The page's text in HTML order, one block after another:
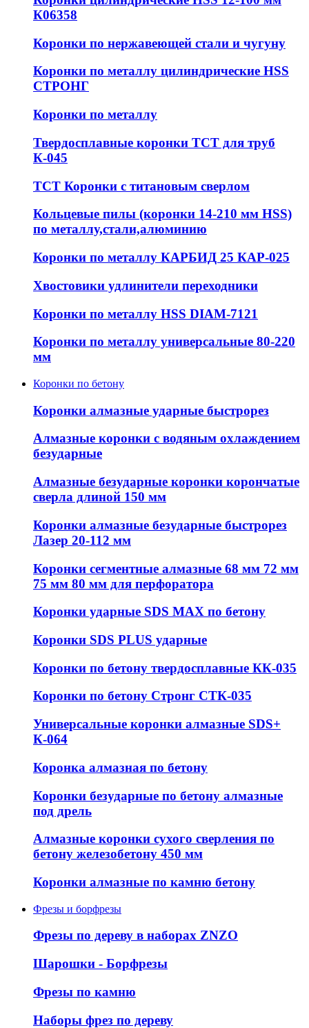
К06358
Коронки по нержавеющей стали и чугуну
Коронки по металлу цилиндрические HSS
СТРОНГ
Коронки по металлу
Твердосплавные коронки ТСТ для труб
К-045
ТСТ Коронки с титановым сверлом
Кольцевые пилы (коронки 14-210 мм HSS)
по металлу,стали,алюминию
Коронки по металлу КАРБИД 25 КАР-025
Хвостовики удлинители переходники
Коронки по металлу HSS DIAM-7121
Коронки по металлу универсальные 80-220
мм
Коронки по бетону
Коронки алмазные ударные быстрорез
Алмазные коронки с водяным охлаждением
безударные
Алмазные безударные коронки корончатые
сверла длиной 150 мм
Коронки алмазные безударные быстрорез
Лазер 20-112 мм
Коронки сегментные алмазные 68 мм 72 мм
75 мм 80 мм для перфоратора
Коронки ударные SDS MAX по бетону
Коронки SDS PLUS ударные
Коронки по бетону твердосплавные КК-035
Коронки по бетону Стронг СТК-035
Универсальные коронки алмазные SDS+
К-064
Коронка алмазная по бетону
Коронки безударные по бетону алмазные
под дрель
Алмазные коронки сухого сверления по
бетону железобетону 450 мм
Коронки алмазные по камню бетону
Фрезы и борфрезы
Фрезы по дереву в наборах ZNZO
Шарошки - Борфрезы
Фрезы по камню
Наборы фрез по дереву